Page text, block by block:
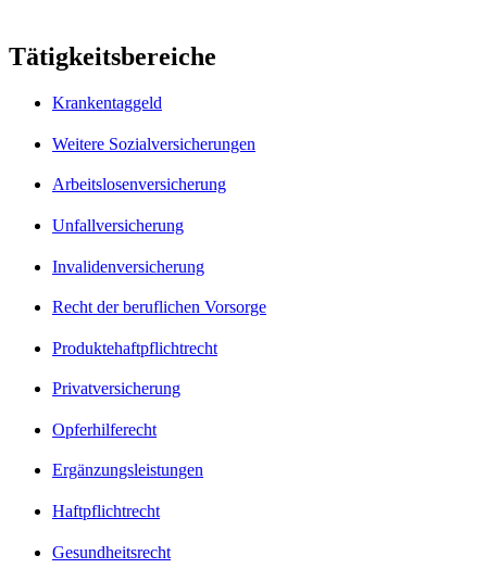
Tätigkeitsbereiche
Krankentaggeld
Weitere Sozialversicherungen
Arbeitslosenversicherung
Unfallversicherung
Invalidenversicherung
Recht der beruflichen Vorsorge
Produktehaftpflichtrecht
Privatversicherung
Opferhilferecht
Ergänzungsleistungen
Haftpflichtrecht
Gesundheitsrecht